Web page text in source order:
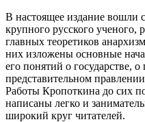
В настоящее издание вошли
крупного русского ученого,
главных теоретиков
них изложены основные
его понятий о государстве,
представительном
Работы Кропоткина до сих
написаны легко и
широкий круг читателей.